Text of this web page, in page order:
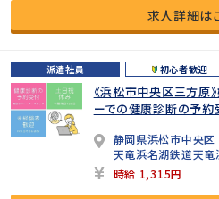
求人詳細は
派遣社員 初心者歓迎
《浜松市中央区三方原
ーでの健康診断の予約
静岡県浜松市中央区
天竜浜名湖鉄道天竜
時給 1,315円